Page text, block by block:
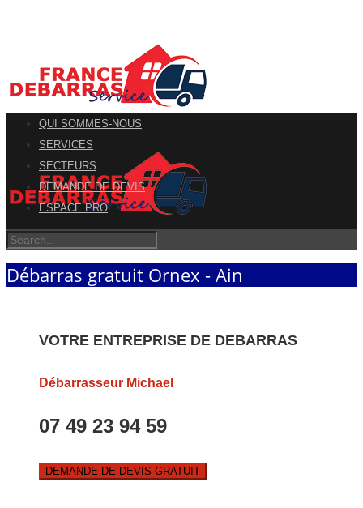
QUI SOMMES-NOUS
SERVICES
SECTEURS
DEMANDE DE DEVIS
ESPACE PRO
Débarras gratuit Ornex - Ain
VOTRE ENTREPRISE DE DEBARRAS
Débarrasseur Michael
07 49 23 94 59
DEMANDE DE DEVIS GRATUIT